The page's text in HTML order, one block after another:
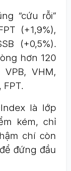
“cứu rỗi”
(+1,9%),
(+0,5%).
hơn 120
VHM,
là lớp
kém, chỉ
chí còn
đứng đầu